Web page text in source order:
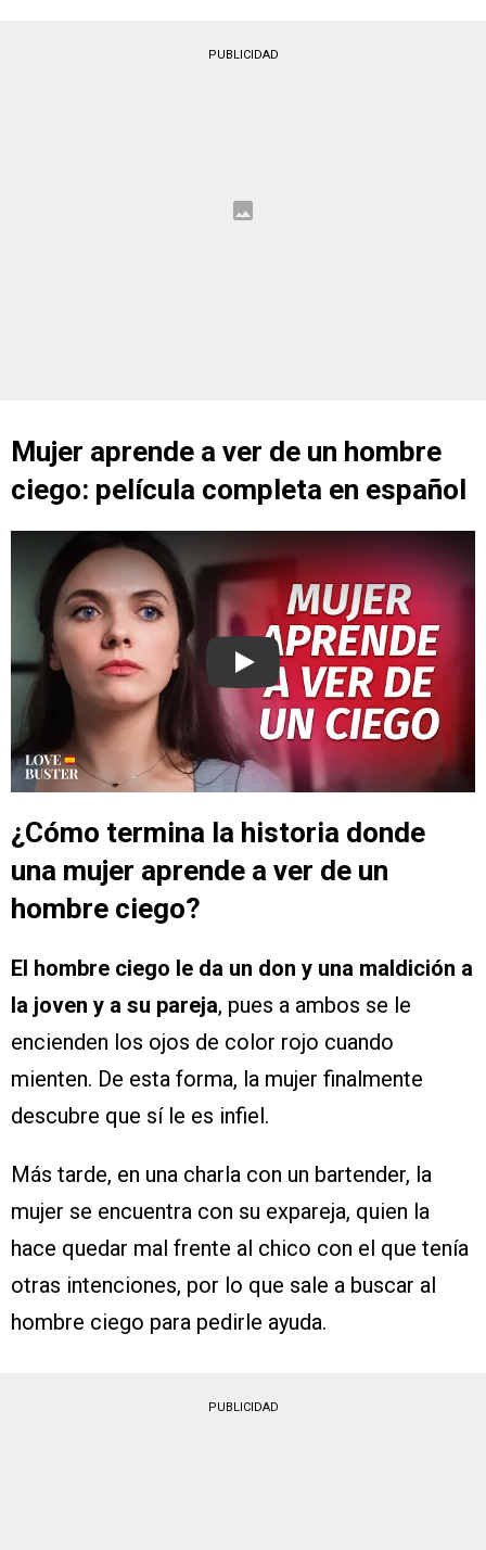
PUBLICIDAD
Mujer aprende a ver de un hombre
ciego: película completa en español
Play
¿Cómo termina la historia donde
una mujer aprende a ver de un
hombre ciego?
El hombre ciego le da un don y una maldición a
la joven y a su pareja, pues a ambos se le
encienden los ojos de color rojo cuando
mienten. De esta forma, la mujer finalmente
descubre que sí le es infiel.
Más tarde, en una charla con un bartender, la
mujer se encuentra con su expareja, quien la
hace quedar mal frente al chico con el que tenía
otras intenciones, por lo que sale a buscar al
hombre ciego para pedirle ayuda.
PUBLICIDAD